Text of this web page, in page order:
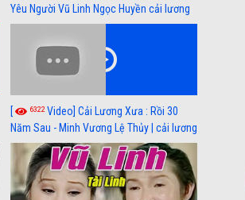
Yêu Người Vũ Linh Ngọc Huyền cải lương
xã hội hay nhất
[ 6322 Video] Cải Lương Xưa : Rồi 30
Năm Sau - Minh Vương Lệ Thủy | cải lương
xã hội hay nhất